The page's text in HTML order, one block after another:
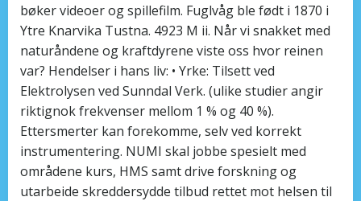
bøker videoer og spillefilm. Fuglvåg ble født i 1870 i
Ytre Knarvika Tustna. 4923 M ii. Når vi snakket med
naturåndene og kraftdyrene viste oss hvor reinen
var? Hendelser i hans liv: • Yrke: Tilsett ved
Elektrolysen ved Sunndal Verk. (ulike stu­dier angir
riktignok frekvenser mel­lom 1 % og 40 %).
Ettersmerter kan forekomme, selv ved korrekt
instrumentering. NUMI skal jobbe spesielt med
områdene kurs, HMS samt drive forskning og
utarbeide skreddersydde tilbud rettet mot helsen til